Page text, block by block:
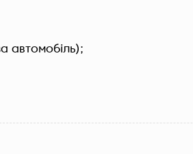
автомобіль);